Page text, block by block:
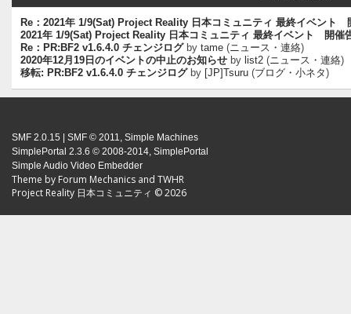
Re：2021年 1/9(Sat) Project Reality 日本コミュニティ 最終イベント
2021年 1/9(Sat) Project Reality 日本コミュニティ 最終イベント 開催
Re：PR:BF2 v1.6.4.0 チェンジログbytame (ニュース・連絡)
2020年12月19日のイベントの中止のお知らせ by list2 (ニュース・連絡)
移転: PR:BF2 v1.6.4.0 チェンジログby [JP]Tsuru (ブログ・小ネタ )
SMF 2.0.15 SMF © 2011, Simple Machines
SimplePortal 2.3.6 © 2008-2014, SimplePortal
Simple Audio Video Embedder
Theme by Forum Mechanics and TWHR
Project Reality 日本コミュニティ © 2026